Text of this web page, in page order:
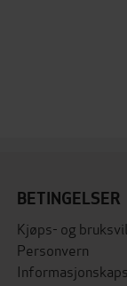
BETINGELSER
Kjøps- og
Personvern